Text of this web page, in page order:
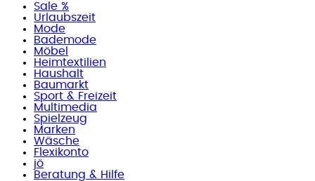
Sale %
Urlaubszeit
Mode
Bademode
Möbel
Heimtextilien
Haushalt
Baumarkt
Sport & Freizeit
Multimedia
Spielzeug
Marken
Wäsche
Flexikonto
jö
Beratung & Hilfe